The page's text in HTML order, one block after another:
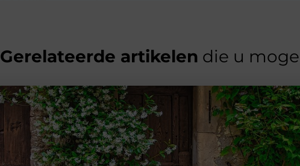
Gerelateerde artikelen die u